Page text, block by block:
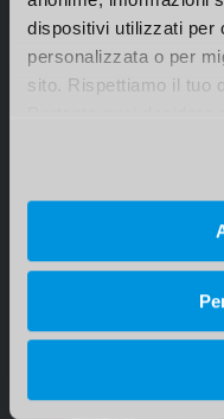
dispositivi utilizzati per
personalizzata o per
sito. Rispettiamo il tuo
VIDEO